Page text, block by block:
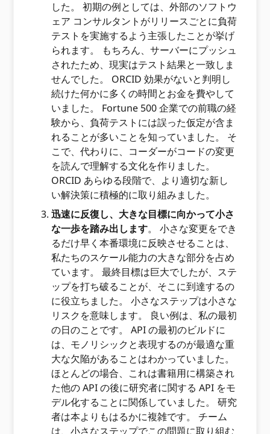
した。 初期の例としては、外部のソフトウ
ェア コンサルタントがリリースごとに負荷
テストを実施するよう主張したことが挙げ
られます。 もちろん、サーバーにプッシュ
されたため、現実はテスト結果と一致しま
せんでした。 ORCID 効果がないと判明し
続けた何かに多くの時間とお金を費やして
いました。 Fortune 500 企業での前職の経
験から、負荷テストには誤った仮定が含ま
れることが多いことを知っていました。 そ
こで、代わりに、コーダーがコードの変更
を読んで理解する文化を作りました。
ORCID あらゆる段階で、より適切な新し
い解決策に積極的に取り組みました。
迅速に反復し、大きな目標に向かって小さ
な一歩を踏み出します。 小さな変更をでき
るだけ早く本番環境に反映させることは、
私たちのスケール能力の大きな部分を占め
ています。 最終目標は巨大でしたが、ステ
ップを打ち破ることが、そこに到達するの
に役立ちました。 小さなステップは小さな
リスクを意味します。 良い例は、私の最初
の日のことです。 API の最初のビルドに
は、モノリシックと表現するのが最適な重
大な欠陥があることはわかっていました。
ほとんどの場合、これは書籍用に構築され
た他の API の後に研究者に関する API をモ
デル化することに関係していました。 研究
者は本よりもはるかに複雑です。 チーム
は、小さなステップでこの問題に取り組む